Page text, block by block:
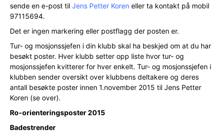
sende en e-post til Jens Petter Koren eller ta kontakt på mobil
97115694.
Det er ingen markering eller postflagg der posten er.
Tur- og mosjonssjefen i din klubb skal ha beskjed om at du har
besøkt poster. Hver klubb setter opp liste hvor tur- og
mosjonssjefen kvitterer for hver enkelt. Tur- og mosjonssjefen i
klubben sender oversikt over klubbens deltakere og deres
antall besøkte poster innen 1.november 2015 til Jens Petter
Koren (se over).
Ro-orienteringsposter 2015
Badestrender